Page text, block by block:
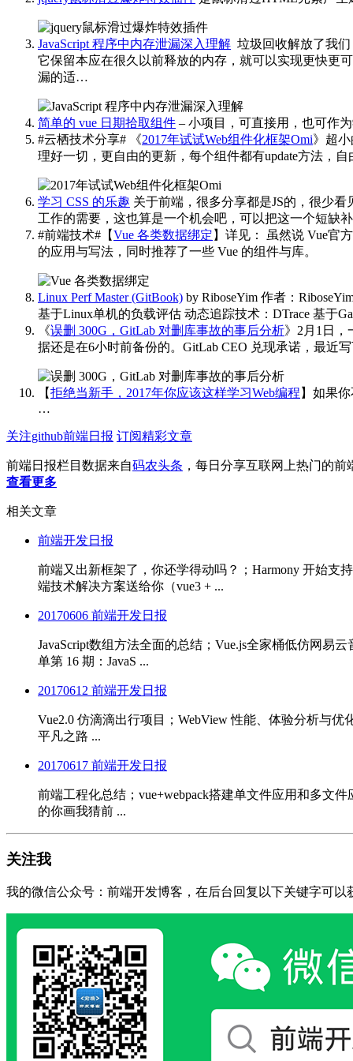
JavaScript 程序中内存泄漏深入理解 垃圾回收解放了我
它保留本应在很久以前释放的内存，就可以实现更快更
漏的适…
简单的 vue 日期拾取组件 – 小项目，可直接用，也可作
#云栖技术分享# 《2017年试试Web组件化框架Omi》超小
理好一切，更自由的更新，每个组件都有update方法，
学习 CSS 的乐趣 关于前端，很多分享都是JS的，很少
工作的需要，这也算是一个机会吧，可以把这一个短缺
#前端技术#【Vue 各类数据绑定 】详见：
虽然说 Vue官
的应用与写法，同时推荐了一些 Vue 的组件与库。 ​​​
Linux Perf Master (GitBook) by RiboseYim 作者：
基于Linux单机的负载评估 动态追踪技术：DTrace 基于
《误删 300G，GitLab 对删库事故的事后分析》2月1日，
据还是在6小时前备份的。GitLab CEO 兑现承诺，最近
【拒绝当新手，2017年你应该这样学习Web编程 】如果
…
关注github前端日报 订阅精彩文章
前端日报栏目数据来自码农头条 ，每日分享互联网上热门的
查看更多
相关文章
前端开发日报
前端又出新框架了，你还学得动吗？；Harmony 开始支
端技术解决方案送给你（vue3 + ...
20170606 前端开发日报
JavaScript数组方法全面的总结；Vue.js全家桶低仿网易
单第 16 期：JavaS ...
20170612 前端开发日报
Vue2.0 仿滴滴出行项目；WebView 性能、体验分析与优
平凡之路 ...
20170617 前端开发日报
前端工程化总结；vue+webpack搭建单文件应用和多文件
的你画我猜前 ...
关注我
我的微信公众号：前端开发博客，在后台回复以下关键字可以